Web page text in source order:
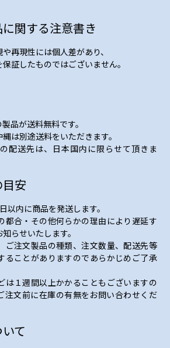
関する注意書き
再現性には個人差があり、
証したものではございません。
品が送料無料です。
は別途送料をいただきます。
配送先は、日本国内に限らせて頂きま
安
以内に商品を発送します。
都合・その他何らかの理由により遅延す
らせいたします。
注文製品の種類、注文数量、配送先等
ることがありますのであらかじめご了承
１週間以上かかることもございますの
注文前に在庫の有無をお問い合わせくだ
て